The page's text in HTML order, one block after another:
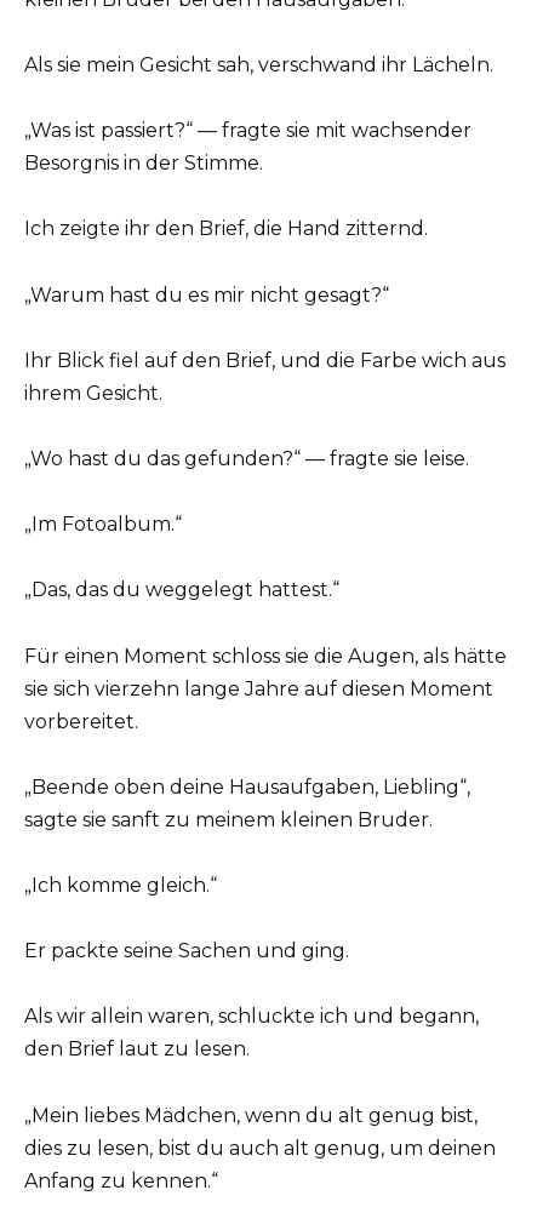
Als sie mein Gesicht sah, verschwand ihr Lächeln.
„Was ist passiert?“ — fragte sie mit wachsender
Besorgnis in der Stimme.
Ich zeigte ihr den Brief, die Hand zitternd.
„Warum hast du es mir nicht gesagt?“
Ihr Blick fiel auf den Brief, und die Farbe wich aus
ihrem Gesicht.
„Wo hast du das gefunden?“ — fragte sie leise.
„Im Fotoalbum.“
„Das, das du weggelegt hattest.“
Für einen Moment schloss sie die Augen, als hätte
sie sich vierzehn lange Jahre auf diesen Moment
vorbereitet.
„Beende oben deine Hausaufgaben, Liebling“,
sagte sie sanft zu meinem kleinen Bruder.
„Ich komme gleich.“
Er packte seine Sachen und ging.
Als wir allein waren, schluckte ich und begann,
den Brief laut zu lesen.
„Mein liebes Mädchen, wenn du alt genug bist,
dies zu lesen, bist du auch alt genug, um deinen
Anfang zu kennen.“